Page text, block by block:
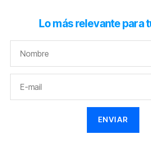
Lo más relevante para